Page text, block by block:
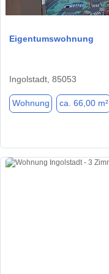
Eigentumswohnung
Ingolstadt, 85053
Wohnung ca. 66,00 m²